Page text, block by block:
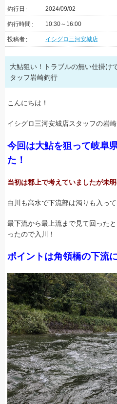
釣行日 2024/09/02
釣行時間 10:30～16:00
投稿者 イシグロ三河安城店
大鮎狙い！トラブルの無い仕掛け
タッフ岩崎釣行
こんにちは！
イシグロ三河安城店スタッフの岩崎
今回は大鮎を狙って岐阜
た！
当初は郡上で考えていましたが未
白川も高水で下流部は濁りも入って
最下流から最上流まで見て回った
ったので入川！
ポイントは角領橋の下流